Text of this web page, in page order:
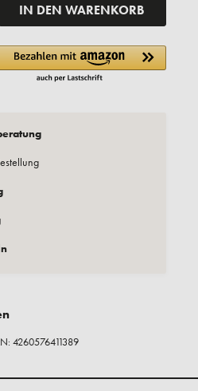
IN DEN WARENKORB
4260576411389